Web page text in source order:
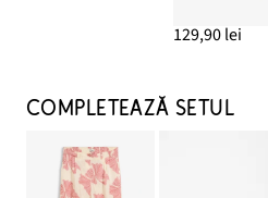
129,90 lei
COMPLETEAZĂ SETUL